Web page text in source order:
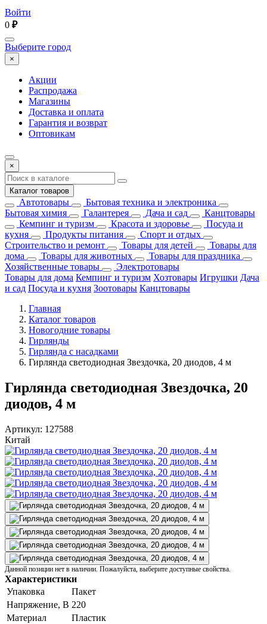
Войти
0 ₽
Выберите город
×
Акции
Распродажа
Магазины
Доставка и оплата
Гарантия и возврат
Оптовикам
×
Каталог товаров
Автотовары
Бытовая техника и электроника
Бытовая химия
Галантерея Дача и сад
Канцтовары
Кемпинг и туризм
Красота и здоровье
Посуда и
кухня
Продукты питания
Спорт и отдых
Строительство и ремонт
Товары для детей
Товары для
дома
Товары для животных
Товары для праздника
Хозяйственные товары
Электротовары
Товары для дома Кемпинг и туризм Хозтовары Игрушки Дача
и сад Посуда и кухня Зоотовары Канцтовары
Главная
Каталог товаров
Новогодние товары
Гирлянды
Гирлянда с насадками
Гирлянда светодиодная Звездочка, 20 диодов, 4 м
Гирлянда светодиодная Звездочка, 20
диодов, 4 м
Артикул: 127588
Китай
Данной позиции нет в наличии. Пожалуйста, выберите доступные свойства.
Характеристики
Упаковка
Пакет
Напряжение, В 220
Материал
Пластик